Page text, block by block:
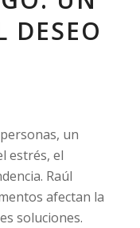
DESEO
un
estrés, el
Raúl
afectan la
soluciones.